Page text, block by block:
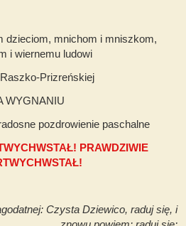
dzieciom, mnichom i mniszkom,
i wiernemu ludowi
Prizreńskiej
WYGNANIU
pozdrowienie paschalne
PRAWDZIWIE
Czysta Dziewico, raduj się, i